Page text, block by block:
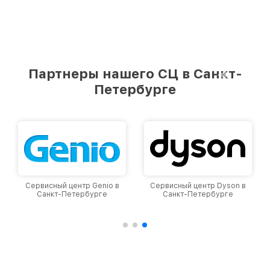
Партнеры нашего СЦ в Санкт-
Петербурге
Сервисный центр Genio в
Санкт-Петербурге
Сервисный центр Dyson в
Санкт-Петербурге